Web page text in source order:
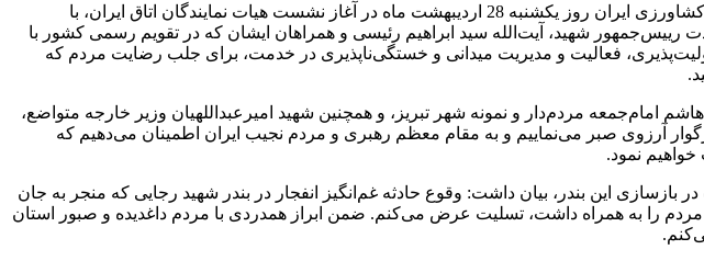
» پایگاه خبری اتاق ایران آنلاین، صمد حسن‌زاده، رییس اتاق بازرگانی، صنایع، معادن و کشاورزی ایران روز یکشنبه 28 اردیبهشت ماه در آغاز نشست هیات نمایندگان اتاق ایران، با
شهید، آیت‌الله سید ابراهیم رئیسی و همراهان ایشان که در تقویم رسمی کشور با
فعالیت و مدیریت میدانی و خستگی‌ناپذیری در خدمت، برای جلب رضایت مردم که
امام‌جمعه مردم‌دار و نمونه شهر تبریز، و همچنین شهید امیرعبداللهیان وزیر خارجه متواضع،
آرزوی صبر می‌نماییم و به مقام معظم رهبری و مردم نجیب ایران اطمینان می‌دهیم که
نمود.
این بندر، بیان داشت: وقوع حادثه غم‌انگیز انفجار در بندر شهید رجایی که منجر به جان
را به همراه داشت، تسلیت عرض می‌کنم. ضمن ابراز همدردی با مردم داغدیده و صبور استان